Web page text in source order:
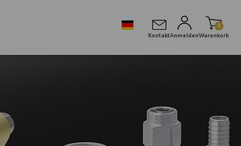
KontaktAnmelden
0
Warenkorb